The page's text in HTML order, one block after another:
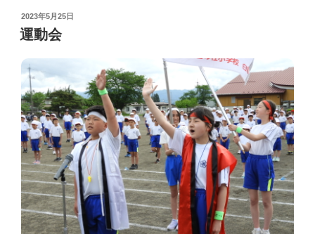
POSTED
ON
2023年5月25日
運動会